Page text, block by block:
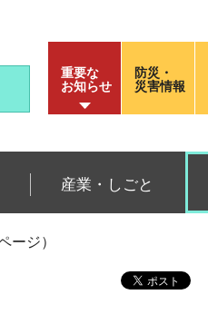
重要な
お知らせ
防災・
災害情報
産業・しごと
ージ）